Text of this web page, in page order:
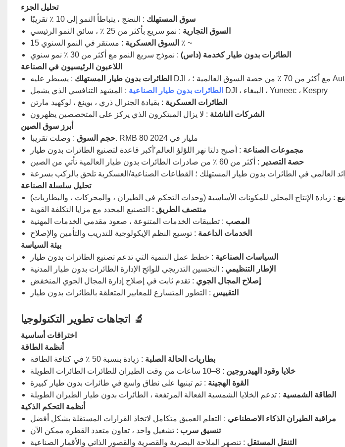
تحليل الجزء
سوق المستهلك : النضج ، يتباطأ النمو إلى 10 ٪ تقريبًا
السوق التجارية : نمو سريع بأكثر من 25 ٪ ، سائق النمو الرئيسي
السوق العسكرية : مستقر في النمو السنوي 15 ٪ ~
الطائرات بدون طيار كخدمة (داس) : نموذج سريع النمو مع أكثر من 30 ٪ نمو سنوي
اللاعبون الرئيسيون في الصناعة
الطائرات بدون طيار المستهلك
الطائرات بدون طيار الصناعية
: المشهد التنافسي الذي يشمل DJI ، الببغاء ، Yuneec ، Kespry
الطائرات العسكرية : بقيادة الجنرال ذري ، بوينغ ، لوكهيد مارتن
الشركات الناشئة : لا يزال المبتكرون الذي يركز على المتخصصين يظهرون
أبرز سوق الصين
حجم السوق
: وصلت تقريبا. RMB 80 مليار في 2024
مجموعات الصناعة : أصبح دلتا نهر اللؤلؤ العالم’أكبر قاعدة لتصنيع الطائرات بدون طيار
حصة التصدير : أكثر من 60 ٪ من صادرات الطائرات بدون طيار العالمية تأتي من الصين
العالمي في الطائرات بدون طيار المستهلك ؛ القطاعات الصناعية/العسكرية تلحق بالركب بسرعة
تحليل سلسلة الصناعة
: زيادة الإنتاج المحلي للمكونات الأساسية (وحدات التحكم في الطيران ، والمحركات ، والبطاريات)
منتصف الطريق : التصنيع المحدد مع مزايا التكلفة القوية
المصب : تطبيقات الخدمات المتنوعة ، صعود مقدمي الخدمات المهنية
الخدمات الداعمة : توسيع النظم الإيكولوجية للتدريب والتأمين والإصلاح
بيئة السياسة
السياسات الصناعية : خطط عمل التنمية التي تدعم تصنيع الطائرات بدون طيار
الإطار التنظيمي : التحسين التدريجي للوائح الإدارة الطائرات بدون طيار المدنية
إصلاح المجال الجوي : تقدم ثابت في إصلاح إدارة المجال الجوي المنخفض
التقييس : التطور المتسارع للمعايير المتعلقة بالطائرات بدون طيار
اتجاهات تطوير التكنولوجيا 🔬
اختراقات أساسية
أنظمة الطاقة
بطاريات الحالة الصلبة : زيادة بنسبة 50 ٪ في كثافة الطاقة
خلايا وقود الهيدروجين : 8–10 ساعات من وقت الطيران للطائرات الطائرات الطويلة
القوة الهجينة : تم تبنيها على نطاق واسع في طائرات بدون طيار كبيرة
الطاقة الشمسية : تدعم الخلايا الشمسية الفعالة المرتفعة ، الطائرات بدون طيار الطيران الطويلة
أنظمة التحكم الذكية
مراقبة الطيران الذكاء الاصطناعي : التعلم العميق متكامل لاتخاذ القرارات المستقلة بشكل أفضل
تنسيق سرب : تشغيل واحد ، تعاون متعدد القطره ممكن الآن
التنقل المستقل : تنصهر الملاحة البصرية والقصرية والقصور الذاتي والأقمار الصناعية